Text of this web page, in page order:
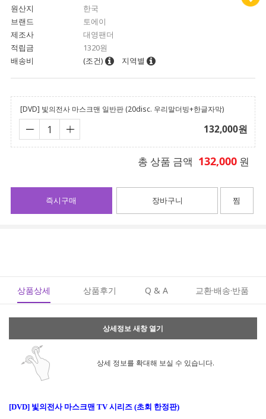
원산지
한국
브랜드
토에이
제조사
대영팬더
적립금
1320원
배송비
(조건) 지역별
[DVD] 빛의전사 마스크맨 일반판 (20disc. 우리말더빙+한글자막)
132,000원
총 상품 금액 132,000 원
장바구니
즉시구매 찜
상품상세 상품후기 Q & A 교환·배송·반품
상세정보 새창 열기
상세 정보를 확대해 보실 수 있습니다.
[DVD] 빛의전사 마스크맨 TV 시리즈 (초회 한정판)